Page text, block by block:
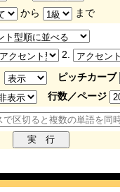
から
まで
2.
ピッチカーブ
行数／ページ